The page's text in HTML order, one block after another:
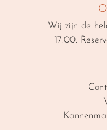
Wij zijn de
17.00.